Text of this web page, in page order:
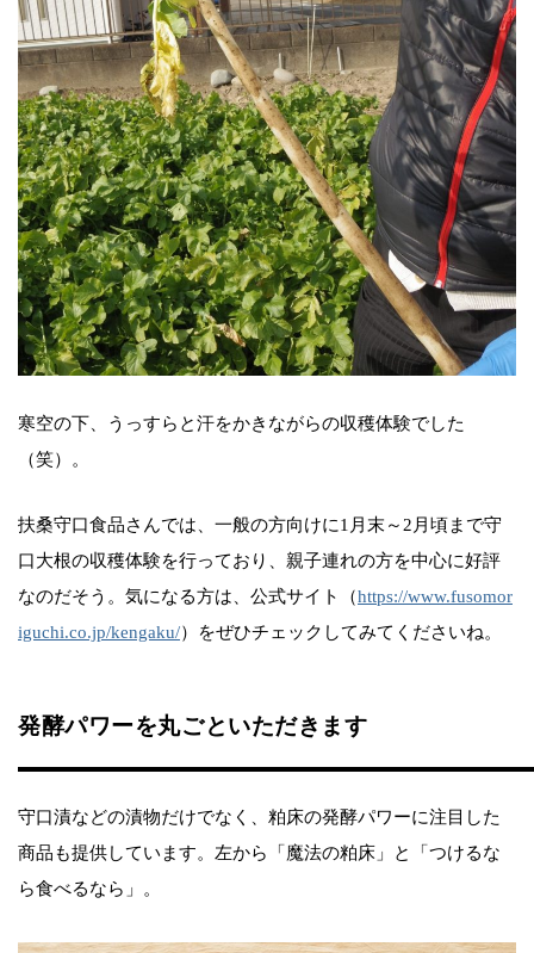
寒空の下、うっすらと汗をかきながらの収穫体験でした
（笑）。
扶桑守口食品さんでは、一般の方向けに1月末～2月頃まで守
口大根の収穫体験を行っており、親子連れの方を中心に好評
なのだそう。気になる方は、公式サイト（https://www.fusomor
iguchi.co.jp/kengaku/）をぜひチェックしてみてくださいね。
発酵パワーを丸ごといただきます
守口漬などの漬物だけでなく、粕床の発酵パワーに注目した
商品も提供しています。左から「魔法の粕床」と「つけるな
ら食べるなら」。